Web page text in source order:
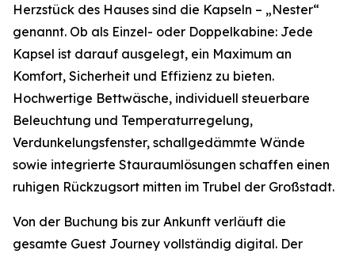
Herzstück des Hauses sind die Kapseln – „Nester“
genannt. Ob als Einzel- oder Doppelkabine: Jede
Kapsel ist darauf ausgelegt, ein Maximum an
Komfort, Sicherheit und Effizienz zu bieten.
Hochwertige Bettwäsche, individuell steuerbare
Beleuchtung und Temperaturregelung,
Verdunkelungsfenster, schallgedämmte Wände
sowie integrierte Stauraumlösungen schaffen einen
ruhigen Rückzugsort mitten im Trubel der Großstadt.
Von der Buchung bis zur Ankunft verläuft die
gesamte Guest Journey vollständig digital. Der